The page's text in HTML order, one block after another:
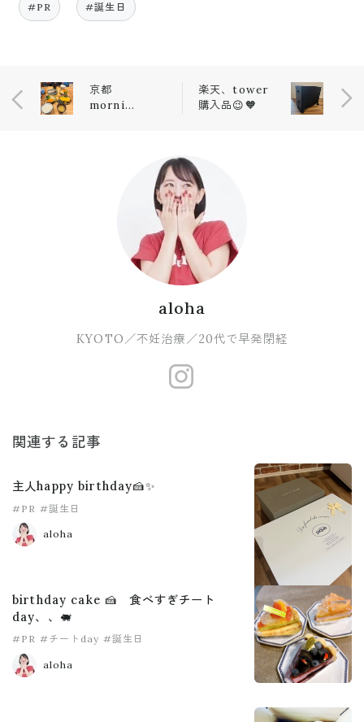
#PR #誕生日
京都
morning
楽天、tower
購入品😉🧡
aloha
KYOTO／不妊治療／20代で早発閉経
関連する記事
主人happy birthday🍰✨
#PR #誕生日
aloha
birthday cake 🍰 食べすぎチート
day、、🐖
#PR #チートday #誕生日
aloha